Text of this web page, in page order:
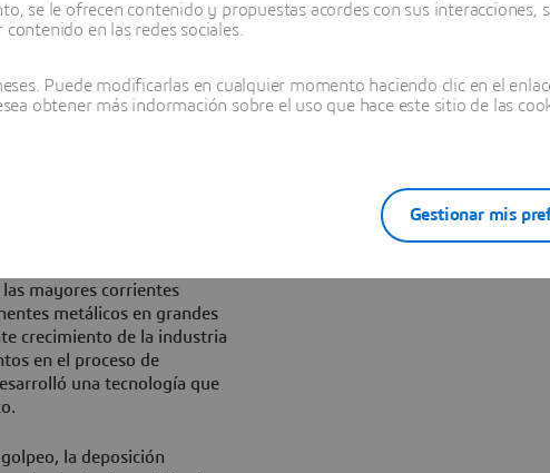
y mecánicas de una
metálicos disueltos de
se forma una capa
electrodo negativo
hasta llegar a
de fabricación e
del siglo XIX dio un
mayores corrientes
metálicos en grandes
crecimiento de la industria
en el proceso de
una tecnología que
la deposición
se le ofrecen contenido y propuestas acordes con sus interacciones,
en las redes sociales.
Puede modificarlas en cualquier momento haciendo clic en el
obtener más indormación sobre el uso que hace este sitio de las
Gestionar mis